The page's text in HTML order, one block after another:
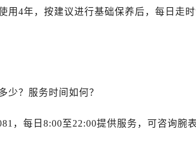
中心（需提前预约）
街交叉口售后服务中心（需提前预约）
利名表维修授权店1楼售后服务中心（需提
方广场W3座6层602室售后服务中心（需提前
特大街售后服务中心（需提前预约）
用4年，按建议进行基础保养后，每日走
少？服务时间如何？
，每日8:00至22:00提供服务，可咨询腕